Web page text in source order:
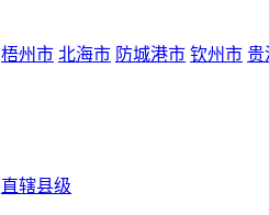
梧州市 北海市 防城港市 钦州市 贵
直辖县级